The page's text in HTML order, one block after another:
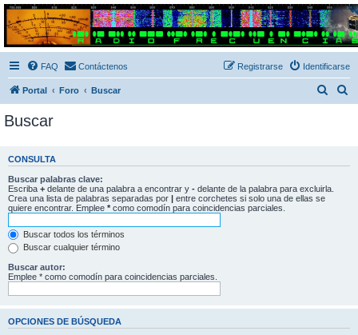
Radio Frecuencias
Foro de Radio Frecuencias
FAQ Contáctenos Identificarse
Registrarse
Portal Foro Buscar
a
a
r
Buscar
CONSULTA
Buscar palabras clave:
Escriba + delante de una palabra a encontrar y - delante de la palabra para excluirla.
Crea una lista de palabras separadas por | entre corchetes si solo una de ellas se
quiere encontrar. Emplee * como comodín para coincidencias parciales.
Buscar todos los términos
Buscar cualquier término
Buscar autor:
Emplee * como comodín para coincidencias parciales.
OPCIONES DE BÚSQUEDA